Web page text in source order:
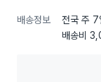
배송정보 전국 주 7
배송비